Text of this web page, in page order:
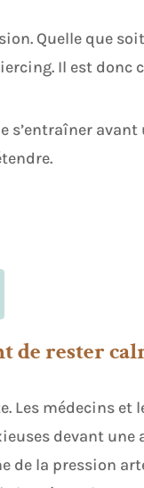
Quelle que
Il est donc
s’entraîner
rester
Les médecins
devant une
de la pression